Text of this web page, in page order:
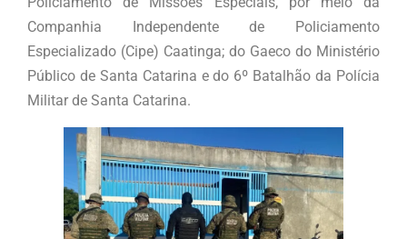
Companhia Independente de Policiamento
Especializado (Cipe) Caatinga; do Gaeco do Ministério
Público de Santa Catarina e do 6º Batalhão da Polícia
Militar de Santa Catarina.